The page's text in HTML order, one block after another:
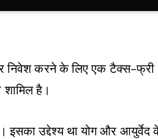
निवेश करने के लिए एक टैक्स-फ्री
शामिल है।
उद्देश्य था योग और आयुर्वेद